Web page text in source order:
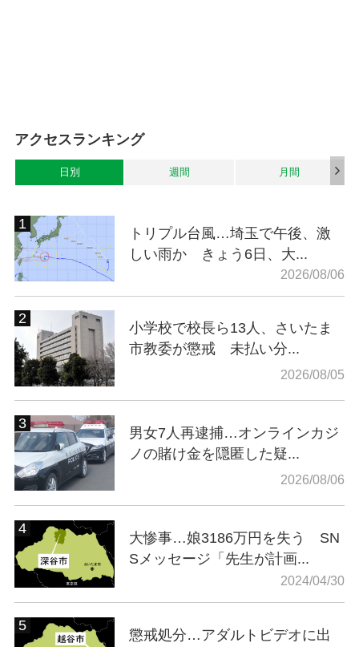
アクセスランキング
日別 週間 月間
トリプル台風…埼玉で午後、激
しい雨か きょう6日、大...
2026/08/06
小学校で校長ら13人、さいたま
市教委が懲戒 未払い分...
2026/08/05
男女7人再逮捕…オンラインカジ
ノの賭け金を隠匿した疑...
2026/08/06
大惨事…娘3186万円を失う SN
Sメッセージ「先生が計画...
2024/04/30
懲戒処分…アダルトビデオに出